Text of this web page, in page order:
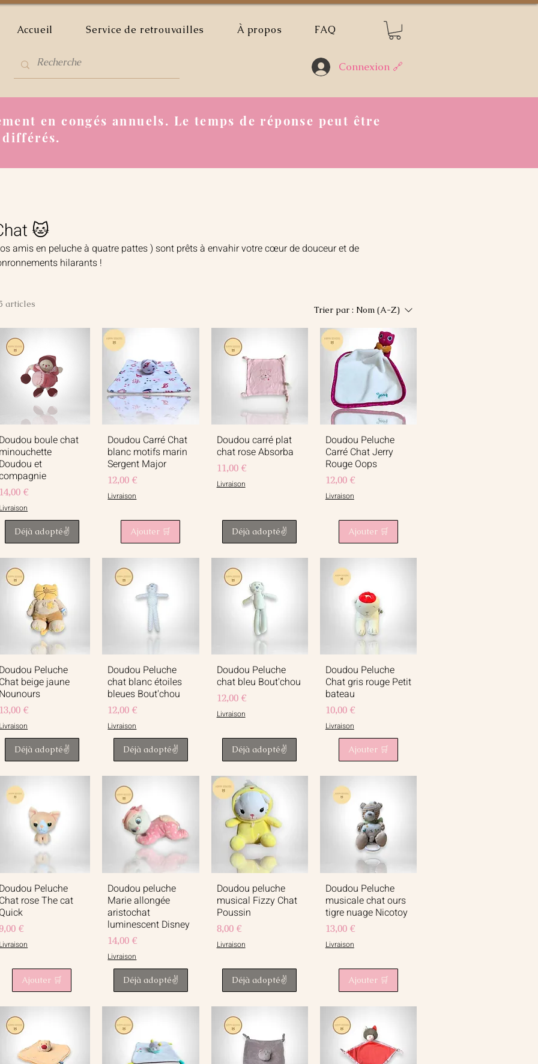
Accueil Service de retrouvailles À propos FAQ
Connexion 🔗
en congés annuels. Le temps de réponse peut être
🐱
amis en peluche à quatre pattes ) sont prêts à envahir votre cœur de douceur et de
hilarants !
articles
Trier par : Nom (A-Z)
Aperçu rapide
Doudou boule chat
minouchette
Doudou et
Prix
14,00 €
Livraison
Déjà adopté✌️
Aperçu rapide
Doudou Carré Chat
blanc motifs marin
Sergent Major
Prix
12,00 €
Livraison
Ajouter 🛒
Aperçu rapide
Doudou carré plat
chat rose Absorba
Prix
11,00 €
Livraison
Déjà adopté✌️
Aperçu rapide
Doudou Peluche
Carré Chat Jerry
Rouge Oops
Prix
12,00 €
Livraison
Ajouter 🛒
Aperçu rapide
Doudou Peluche
Chat beige jaune
Nounours
Prix
13,00 €
Livraison
Déjà adopté✌️
Aperçu rapide
Doudou Peluche
chat blanc étoiles
bleues Bout'chou
Prix
12,00 €
Livraison
Déjà adopté✌️
Aperçu rapide
Doudou Peluche
chat bleu Bout'chou
Prix
12,00 €
Livraison
Déjà adopté✌️
Aperçu rapide
Doudou Peluche
Chat gris rouge Petit
bateau
Prix
10,00 €
Livraison
Ajouter 🛒
Aperçu rapide
Doudou Peluche
Chat rose The cat
Quick
€
Livraison
Ajouter 🛒
Aperçu rapide
Doudou peluche
Marie allongée
aristochat
luminescent Disney
Prix
14,00 €
Livraison
Déjà adopté✌️
Aperçu rapide
Doudou peluche
musical Fizzy Chat
Poussin
Prix
8,00 €
Livraison
Déjà adopté✌️
Aperçu rapide
Doudou Peluche
musicale chat ours
tigre nuage Nicotoy
Prix
13,00 €
Livraison
Ajouter 🛒